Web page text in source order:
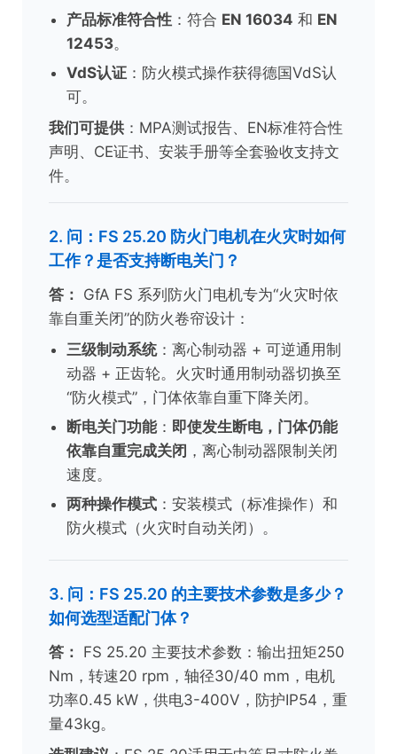
产品标准符合性 ：符合 EN 16034 和 EN
12453。
VdS认证 ：防火模式操作获得德国VdS认
可。
我们可提供 ：MPA测试报告、EN标准符合性
声明、CE证书、安装手册等全套验收支持文
件。
2. 问：FS 25.20 防火门电机在火灾时如何
工作？是否支持断电关门？
答： GfA FS 系列防火门电机专为“火灾时依
靠自重关闭”的防火卷帘设计：
三级制动系统：离心制动器 + 可逆通用制
动器 + 正齿轮。火灾时通用制动器切换至
“防火模式”，门体依靠自重下降关闭。
断电关门功能： 即使发生断电，门体仍能
依靠自重完成关闭 ，离心制动器限制关闭
速度。
两种操作模式 ：安装模式（标准操作）和
防火模式（火灾时自动关闭）。
3. 问：FS 25.20 的主要技术参数是多少？
如何选型适配门体？
答： FS 25.20 主要技术参数：输出扭矩250
Nm，转速20 rpm，轴径30/40 mm，电机
功率0.45 kW，供电3-400V，防护IP54，重
量43kg。